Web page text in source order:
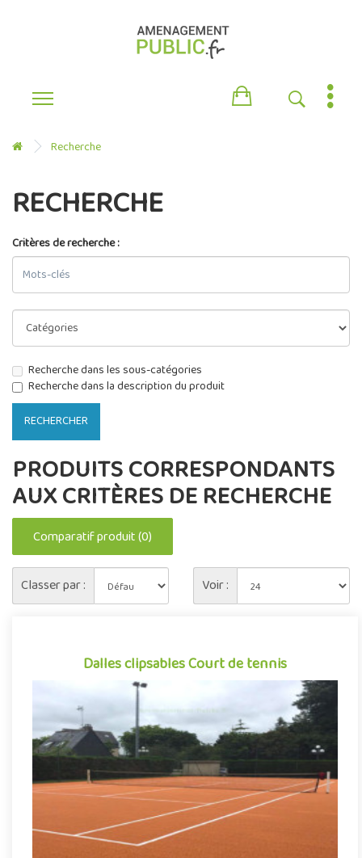
Recherche
RECHERCHE
Critères de recherche :
Recherche dans les sous-catégories
Recherche dans la description du produit
PRODUITS CORRESPONDANTS
AUX CRITÈRES DE RECHERCHE
Comparatif produit (0)
Classer par : Voir :
Dalles clipsables Court de tennis
Dalles clipsables Court de tennis
Revêtement de sol sportif sous forme de dalles clipsables en
polypropylène, Flexipads Tennis se démarque par sa grande
facili..
Indiquez la surface en m²